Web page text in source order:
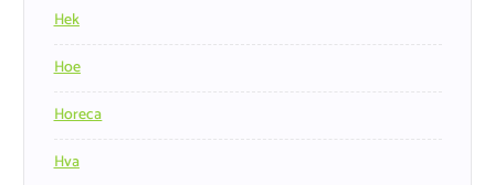
Hek
Hoe
Horeca
Hva